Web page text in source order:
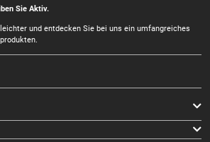
Sie Aktiv.
und entdecken Sie bei uns ein umfangreiches